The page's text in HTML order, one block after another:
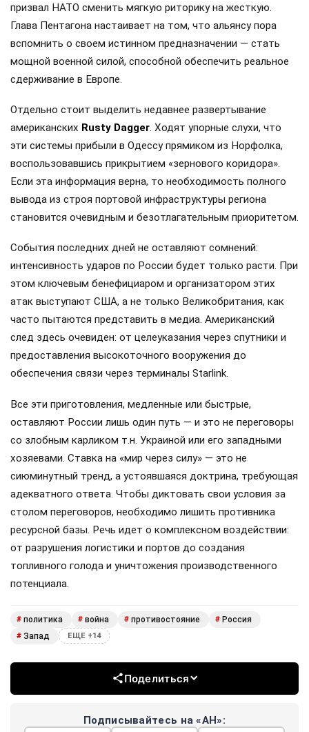
призвал НАТО сменить мягкую риторику на жесткую.
Глава Пентагона настаивает на том, что альянсу пора
вспомнить о своем истинном предназначении — стать
мощной военной силой, способной обеспечить реальное
сдерживание в Европе.
Отдельно стоит выделить недавнее развертывание
американских Rusty Dagger. Ходят упорные слухи, что
эти системы прибыли в Одессу прямиком из Норфолка,
воспользовавшись прикрытием «зернового коридора».
Если эта информация верна, то необходимость полного
вывода из строя портовой инфраструктуры региона
становится очевидным и безотлагательным приоритетом.
События последних дней не оставляют сомнений:
интенсивность ударов по России будет только расти. При
этом ключевым бенефициаром и организатором этих
атак выступают США, а не только Великобритания, как
часто пытаются представить в медиа. Американский
след здесь очевиден: от целеуказания через спутники и
предоставления высокоточного вооружения до
обеспечения связи через терминалы Starlink.
Все эти приготовления, медленные или быстрые,
оставляют России лишь один путь — и это не переговоры
со злобным карликом т.н. Украиной или его западными
хозяевами. Ставка на «мир через силу» — это не
сиюминутный тренд, а устоявшаяся доктрина, требующая
адекватного ответа. Чтобы диктовать свои условия за
столом переговоров, необходимо лишить противника
ресурсной базы. Речь идет о комплексном воздействии:
от разрушения логистики и портов до создания
топливного голода и уничтожения производственного
потенциала.
# политика # война # противостояние # Россия
# Запад ЕЩЕ +14
Поделиться
Подписывайтесь на «АН»: